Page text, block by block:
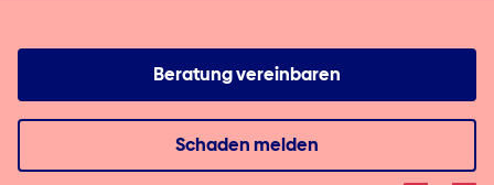
Beratung vereinbaren
Schaden melden